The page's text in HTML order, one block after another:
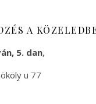
A
5. dan,
u 77